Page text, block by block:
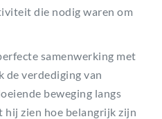
die nodig waren om
samenwerking met
de verdediging van
beweging langs
hij zien hoe belangrijk zijn